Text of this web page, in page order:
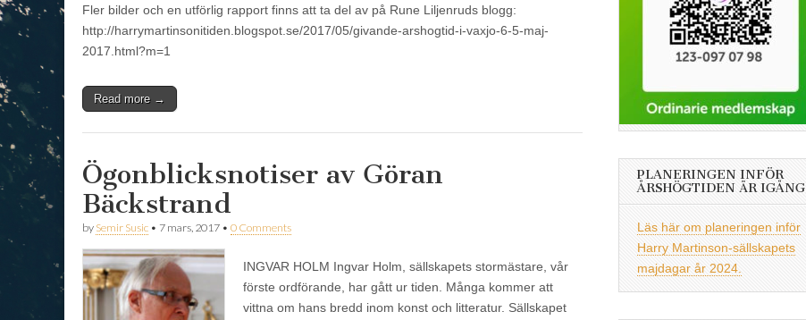
Fler bilder och en utförlig rapport finns att ta del av på Rune Liljenruds blogg:
http://harrymartinsonitiden.blogspot.se/2017/05/givande-arshogtid-i-vaxjo-6-5-maj-
2017.html?m=1
Read more →
Ögonblicksnotiser av Göran
Bäckstrand
by Semir Susic • 7 mars, 2017 • 0 Comments
INGVAR HOLM Ingvar Holm, sällskapets stormästare, vår
förste ordförande, har gått ur tiden. Många kommer att
vittna om hans bredd inom konst och litteratur. Sällskapet
PLANERINGEN INFÖR
ÅRSHÖGTIDEN ÄR IGÅNG
Läs här om planeringen inför
Harry Martinson-sällskapets
majdagar år 2024.